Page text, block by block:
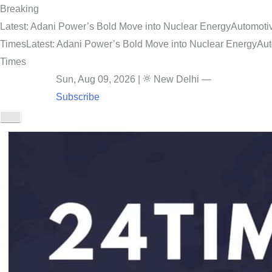
Breaking
Latest: Adani Power’s Bold Move into Nuclear Energy
TimesLatest: Adani Power’s Bold Move into Nuclear Energy
Times
Sun, Aug 09, 2026
New Delhi —
Subscribe